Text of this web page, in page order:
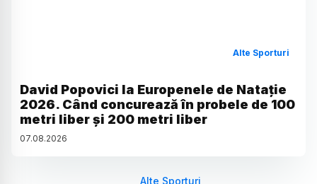
Alte Sporturi
David Popovici la Europenele de Natație
2026. Când concurează în probele de 100
metri liber și 200 metri liber
07.08.2026
Alte Sporturi